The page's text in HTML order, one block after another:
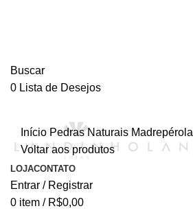
Buscar
0 Lista de Desejos
LOJACONTATO
Entrar / Registrar
0 item / R$0,00
Início Pedras Naturais Madrepérola
Voltar aos produtos